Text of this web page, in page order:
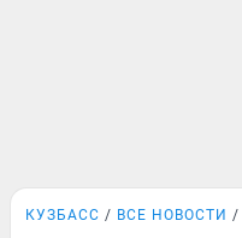
КУЗБАСС ВСЕ НОВОСТИ